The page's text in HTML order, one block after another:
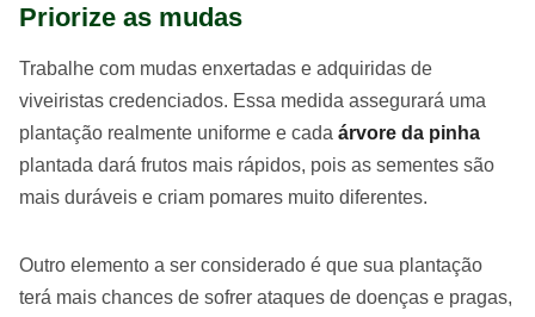
Priorize as mudas
Trabalhe com mudas enxertadas e adquiridas de
viveiristas credenciados. Essa medida assegurará uma
plantação realmente uniforme e cada árvore da pinha
plantada dará frutos mais rápidos, pois as sementes são
mais duráveis e criam pomares muito diferentes.
Outro elemento a ser considerado é que sua plantação
terá mais chances de sofrer ataques de doenças e pragas,